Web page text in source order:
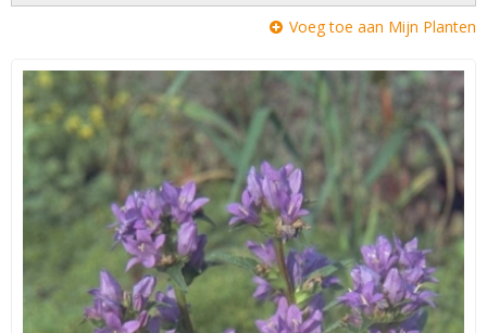
Voeg toe aan Mijn Planten